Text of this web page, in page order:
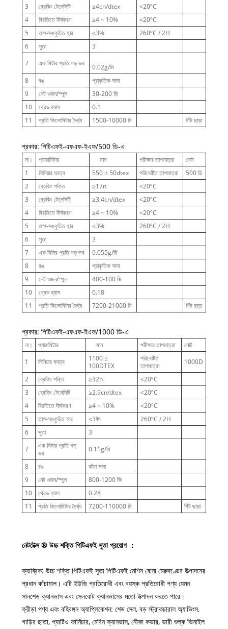
3
ব্রেকিং টেনেসিটি ≥4cn/dtex
<20ºC
4
বিরতিতে দীর্ঘকরণ ≥4 ~ 10%
<20ºC
5
তাপ-সঙ্কুচিত হার ≤3%
260ºC / 2H
6
সুতা
3
7
এক মিটার প্রতি গড় ভর
0.02g/মি
8
রঙ
প্রাকৃতিক সাদা
9
নেট ওজন/স্পুল
30-200 জি
10
থ্রেড ব্যাস
0.1
11
প্রতি কিলোমিটার দৈর্ঘ্য 1500-10000 মি গিঁট ছাড়া
প্রকার: পিটিএফই-এফএফ-ইএফ/500 ডি-এ
না। প্যারামিটার মান পরীক্ষার তাপমাত্রা
নোট
1
লিনিয়ার ঘনত্ব 550 ± 50dtex পরিবেষ্টিত তাপমাত্রা
500 ডি
2
ব্রেকিং শক্তি ≥17n
<20ºC
3
ব্রেকিং টেনেসিটি ≥3.4cn/dtex
<20ºC
4
বিরতিতে দীর্ঘকরণ ≥4 ~ 10%
<20ºC
5
তাপ-সঙ্কুচিত হার ≤3%
260ºC / 2H
6
সুতা
3
7
এক মিটার প্রতি গড় ভর
0.055g/মি
8
রঙ
প্রাকৃতিক সাদা
9
নেট ওজন/স্পুল
400-100 জি
10
থ্রেড ব্যাস
0.18
11
প্রতি কিলোমিটার দৈর্ঘ্য 7200-21000 মি গিঁট ছাড়া
প্রকার: পিটিএফই-এফএফ-ইএফ/1000 ডি-এ
না। প্যারামিটার মান পরীক্ষার তাপমাত্রা
নোট
1
লিনিয়ার ঘনত্ব
1100 ±
100DTEX
পরিবেষ্টিত
তাপমাত্রা
1000D
2
ব্রেকিং শক্তি ≥32n
<20ºC
3
ব্রেকিং টেনেসিটি ≥2.9cn/dtex
<20ºC
4
বিরতিতে দীর্ঘকরণ ≥4 ~ 10%
<20ºC
5
তাপ-সঙ্কুচিত হার ≤3%
260ºC / 2H
6
সুতা
3
7
এক মিটার প্রতি গড়
ভর
0.11g/মি
8
রঙ
কাঁচা সাদা
9
নেট ওজন/স্পুল
800-1200 জি
10
থ্রেড ব্যাস
0.28
11
প্রতি কিলোমিটার দৈর্ঘ্য 7200-110000 মি গিঁট ছাড়া
নেটটেক্স ® উচ্চ শক্তি পিটিএফই সুতা প্রয়োগ ：
ফ্যাব্রিক: উচ্চ শক্তি পিটিএফই সুতা পিটিএফই মেশিন বোনা মেরুদণ্ডের উত্পাদনের
প্রধান কাঁচামাল। এটি ইউভি প্রতিরোধী এবং বয়স্ক প্রতিরোধী পণ্য যেমন
সানশেড ক্যানভাস এবং সেলবোট ক্যানভাসের মতো উত্পাদন করতে পারে।
ক্রীড়া পণ্য এবং বহিরঙ্গন অ্যাপ্লিকেশন: শেড সেল, বড় স্ট্রাকচারাল অ্যাভিংস,
গাড়ির ছাতা, প্যাটিও ফার্নিচার, মেরিন ক্যানভাস, নৌকা কভার, ভারী শুল্ক ভিনাইল